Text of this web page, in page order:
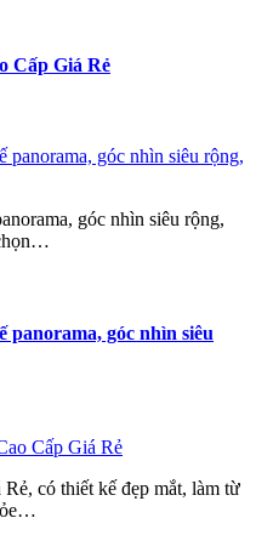
Cấp Giá Rẻ
góc nhìn siêu rộng,
góc nhìn siêu
có thiết kế đẹp mắt, làm từ